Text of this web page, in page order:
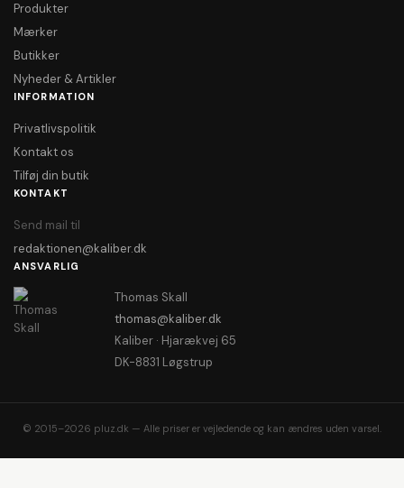
Produkter
Mærker
Butikker
Nyheder & Artikler
INFORMATION
Privatlivspolitik
Kontakt os
Tilføj din butik
KONTAKT
Send mail til
redaktionen@kaliber.dk
ANSVARLIG
Thomas Skall
thomas@kaliber.dk
Kaliber · Hjarækvej 65
DK-8831 Løgstrup
© 2015–2026 pluz.dk — Alle priser er vejledende og kan ændres uden varsel.